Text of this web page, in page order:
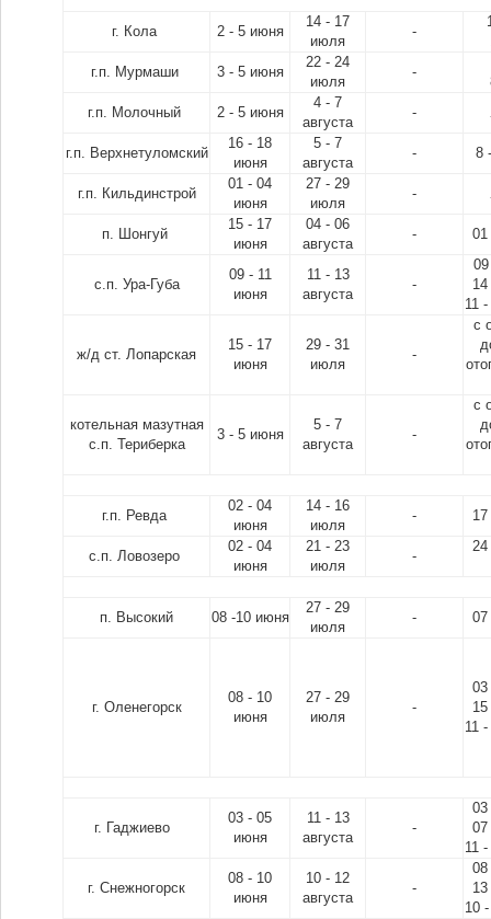
г. Кола 2 - 5 июня
14 - 17
июля
-
г.п. Мурмаши
3 - 5 июня
22 - 24
июля
-
г.п. Молочный
2 - 5 июня
4 - 7
августа
-
г.п. Верхнетуломский
16 - 18
июня
5 - 7
августа
- 8
г.п. Кильдинстрой
01 - 04
июня
27 - 29
июля
-
п. Шонгуй
15 - 17
июня
04 - 06
августа
-
с.п. Ура-Губа
09 - 11
июня
11 - 13
августа
-
11
ж/д ст. Лопарская
15 - 17
июня
29 - 31
июля
-
с
котельная мазутная
с.п. Териберка
3 - 5 июня
5 - 7
августа
-
с
г.п. Ревда
02 - 04
июня
14 - 16
июля
-
с.п. Ловозеро
02 - 04
июня
21 - 23
июля
-
п. Высокий 08 -10 июня
27 - 29
июля
-
г. Оленегорск
08 - 10
июня
27 - 29
июля
-
11
г. Гаджиево
03 - 05
июня
11 - 13
августа
-
11
г. Снежногорск
08 - 10
июня
10 - 12
августа
-
10